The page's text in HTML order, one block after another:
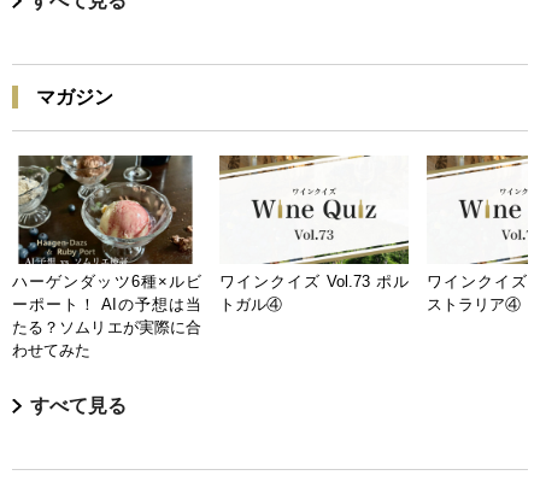
マガジン
ハーゲンダッツ6種×ルビ
ーポート！ AIの予想は当
たる？ソムリエが実際に合
わせてみた
ワインクイズ Vol.73 ポル
トガル④
ワインクイズ
ストラリア④
すべて見る